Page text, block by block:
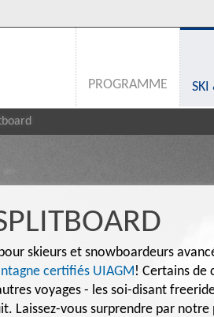
PROGRAMME SKI
skieurs et snowboardeurs
certifiés UIAGM ! Certains de
voyages - les soi-disant
Laissez-vous surprendre par